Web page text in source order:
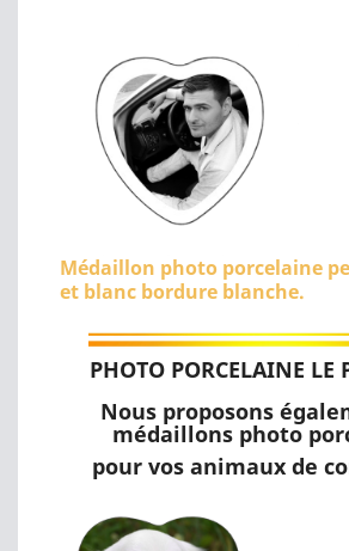
Médaillon photo porcelaine
et blanc bordure blanche.
PHOTO PORCELAINE LE
Nous proposons
médaillons photo
pour vos animaux de